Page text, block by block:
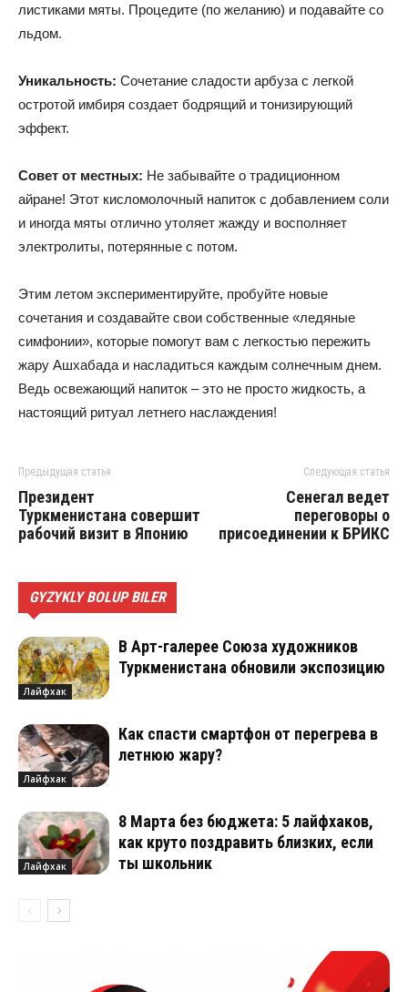
листиками мяты. Процедите (по желанию) и подавайте со
льдом.
Уникальность: Сочетание сладости арбуза с легкой
остротой имбиря создает бодрящий и тонизирующий
эффект.
Совет от местных: Не забывайте о традиционном
айране! Этот кисломолочный напиток с добавлением соли
и иногда мяты отлично утоляет жажду и восполняет
электролиты, потерянные с потом.
Этим летом экспериментируйте, пробуйте новые
сочетания и создавайте свои собственные «ледяные
симфонии», которые помогут вам с легкостью пережить
жару Ашхабада и насладиться каждым солнечным днем.
Ведь освежающий напиток – это не просто жидкость, а
настоящий ритуал летнего наслаждения!
Предыдущая статья
Президент
Туркменистана совершит
рабочий визит в Японию
Следующая статья
Сенегал ведет
переговоры о
присоединении к БРИКС
GYZYKLY BOLUP BILER
Лайфхак
В Арт-галерее Союза художников
Туркменистана обновили экспозицию
Лайфхак
Как спасти смартфон от перегрева в
летнюю жару?
Лайфхак
8 Марта без бюджета: 5 лайфхаков,
как круто поздравить близких, если
ты школьник